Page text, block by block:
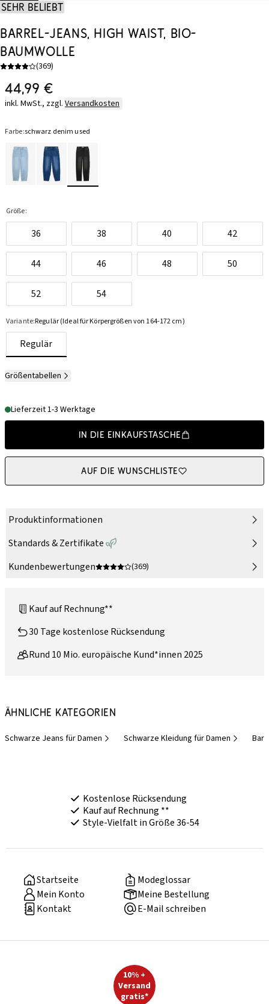
Sehr beliebt
Barrel-Jeans, High Waist, Bio-
Baumwolle
(369)
44,99 €
inkl. MwSt., zzgl. Versandkosten
Farbe:schwarz denim used
Größe:
36 38 40 42
44 46 48 50
52 54
Variante:Regulär (Ideal für Körpergrößen von 164-172 cm)
Regulär
Größentabellen
Lieferzeit 1-3 Werktage
In die Einkaufstasche
Auf die Wunschliste
Produktinformationen
Standards & Zertifikate
Kundenbewertungen
(369)
Kauf auf Rechnung**
30 Tage kostenlose Rücksendung
Rund 10 Mio. europäische Kund*innen 2025
Ähnliche Kategorien
Schwarze Jeans für Damen Schwarze Kleidung für Damen
Kostenlose Rücksendung
Kauf auf Rechnung **
Style-Vielfalt in Größe 36-54
Startseite
Modeglossar
Mein Konto
Meine Bestellung
Kontakt
E-Mail schreiben
10% +
Versand
gratis*